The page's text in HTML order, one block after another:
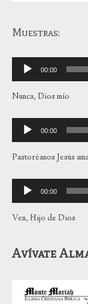
Muestras:
Reproductor
de
audio
00:00
Nunca, Dios mío
Reproductor
de
audio
00:00
Pastoréanos Jesús
Reproductor
de
audio
00:00
Ven, Hijo de Dios
Avívate